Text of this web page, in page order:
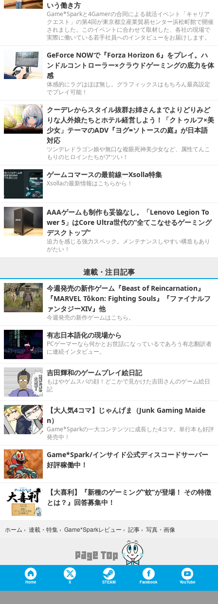
いう働き方
Game*Sparkと4Gamerの合同による就活イベント「キャリア
クエスト」の第4回が東京都立産業貿易センター浜松町館で開催
されました。このイベントに合わせて取材した、各社の現場で
実際に働いている若手社員へのインタビューをお届けします。
GeForce NOWで『Forza Horizon 6』をプレイ。ハ
ンドルコントローラー×クラウドゲーミングの底力を体
感
体感的にラグはほぼ無し。グラフィックスはもちろん最高設定
でプレイ可能！
クーデレからスタイル抜群お姉さんまでよりどりみど
りな人外娘たちとホテル経営しよう！「クトゥルフ×美
少女」テーマのADV『ヨグ=ソトースの庭』が日本語
対応
ツンデレドラゴン娘や無口な複眼死神美少女など、属性てんこ
もりのヒロインたちがアツい！
ゲームコマースの最前線ーXsolla特集
Xsollaの最新情報はこちらから！
AAAゲームも制作も妥協なし。「Lenovo Legion To
wer 5」はCore Ultra世代の“全てこなせるゲーミング
デスクトップ”
迫力を感じる強力スペック。メンテナンスしやすい構造もあり
がたい！
連載・注目記事
今週発売の新作ゲーム『Beast of Reincarnation』
『MARVEL Tōkon: Fighting Souls』『ファイナルフ
ァンタジーXIV』他
今週発売の新作ゲームはこちら。
有志日本語化の現場から
PCゲーマーなら何かとお世話になっているであろう有志翻訳者
に連続インタビュー。
吉田輝和のゲームプレイ絵日記
もはやゲムスパの顔！どこかで見かけた吉田さんのゲーム絵日
記
【大人気4コマ】じゃんげま（Junk Gaming Maide
n）
Game*Sparkの一大コンテンツに成長した4コマ。単行本も好評
発売中！
Game*Spark/インサイド公式ディスコードサーバー
好評稼働中！
【大喜利】『新種のゲーミング“蚊”が登場！ その特徴
とは？』回答募集中！
ホーム › 連載・特集 › Game*Sparkレビュー › 記事 › 写真・画像
Home X STEAM Facebook YouTube